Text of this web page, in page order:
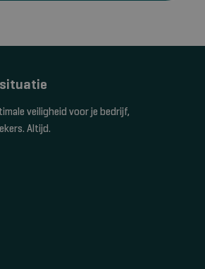
veiligheid voor je bedrijf,
Altijd.